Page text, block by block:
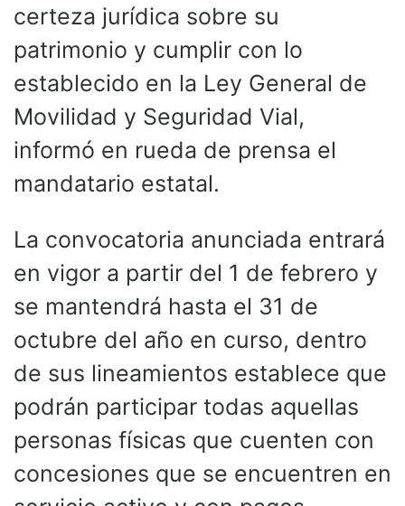
certeza jurídica sobre su
patrimonio y cumplir con lo
establecido en la Ley General de
Movilidad y Seguridad Vial,
informó en rueda de prensa el
mandatario estatal.
La convocatoria anunciada entrará
en vigor a partir del 1 de febrero y
se mantendrá hasta el 31 de
octubre del año en curso, dentro
de sus lineamientos establece que
podrán participar todas aquellas
personas físicas que cuenten con
concesiones que se encuentren en